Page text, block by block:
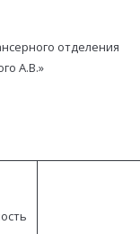
отделения
А.В.»